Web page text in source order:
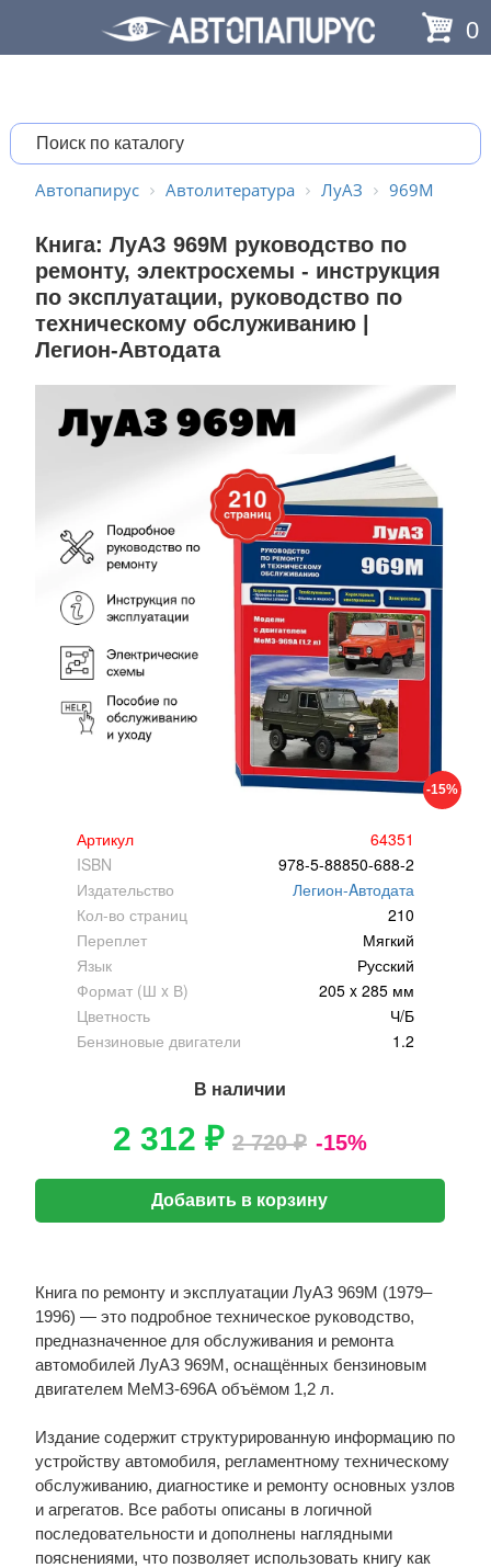
0
Автопапирус Автолитература ЛуАЗ 969M
Книга: ЛуАЗ 969М руководство по
ремонту, электросхемы - инструкция
по эксплуатации, руководство по
техническому обслуживанию |
Легион-Автодата
-15%
Артикул
64351
ISBN
978-5-88850-688-2
Издательство
Легион-Aвтодата
Кол-во страниц
210
Переплет
Мягкий
Язык
Русский
Формат (Ш x В)
205 x 285 мм
Цветность
Ч/Б
Бензиновые двигатели
1.2
В наличии
2 312 ₽ 2 720 ₽ -15%
Добавить в корзину
Книга по ремонту и эксплуатации ЛуАЗ 969М (1979–
1996) — это подробное техническое руководство,
предназначенное для обслуживания и ремонта
автомобилей ЛуАЗ 969М, оснащённых бензиновым
двигателем МеМЗ-696А объёмом 1,2 л.
Издание содержит структурированную информацию по
устройству автомобиля, регламентному техническому
обслуживанию, диагностике и ремонту основных узлов
и агрегатов. Все работы описаны в логичной
последовательности и дополнены наглядными
пояснениями, что позволяет использовать книгу как